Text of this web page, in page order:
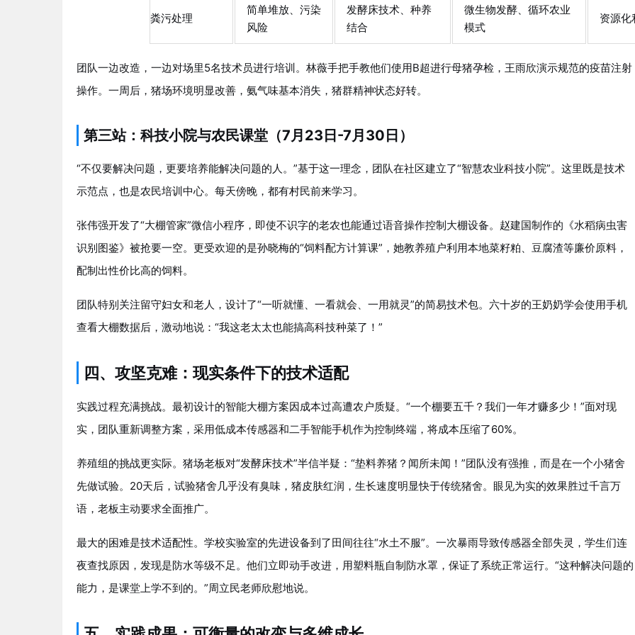
粪污处理
简单堆放、污染
风险
发酵床技术、种养
结合
微生物发酵、循环农业
模式
资源化
团队一边改造，一边对场里5名技术员进行培训。林薇手把手教他们使用B超进行母猪孕检，王雨欣演示规范的疫苗注射
操作。一周后，猪场环境明显改善，氨气味基本消失，猪群精神状态好转。
第三站：科技小院与农民课堂（7月23日-7月30日）
“不仅要解决问题，更要培养能解决问题的人。”基于这一理念，团队在社区建立了“智慧农业科技小院”。这里既是技术
示范点，也是农民培训中心。每天傍晚，都有村民前来学习。
张伟强开发了“大棚管家”微信小程序，即使不识字的老农也能通过语音操作控制大棚设备。赵建国制作的《水稻病虫害
识别图鉴》被抢要一空。更受欢迎的是孙晓梅的“饲料配方计算课”，她教养殖户利用本地菜籽粕、豆腐渣等廉价原料，
配制出性价比高的饲料。
团队特别关注留守妇女和老人，设计了“一听就懂、一看就会、一用就灵”的简易技术包。六十岁的王奶奶学会使用手机
查看大棚数据后，激动地说：“我这老太太也能搞高科技种菜了！”
四、攻坚克难：现实条件下的技术适配
实践过程充满挑战。最初设计的智能大棚方案因成本过高遭农户质疑。“一个棚要五千？我们一年才赚多少！”面对现
实，团队重新调整方案，采用低成本传感器和二手智能手机作为控制终端，将成本压缩了60%。
养殖组的挑战更实际。猪场老板对“发酵床技术”半信半疑：“垫料养猪？闻所未闻！”团队没有强推，而是在一个小猪舍
先做试验。20天后，试验猪舍几乎没有臭味，猪皮肤红润，生长速度明显快于传统猪舍。眼见为实的效果胜过千言万
语，老板主动要求全面推广。
最大的困难是技术适配性。学校实验室的先进设备到了田间往往“水土不服”。一次暴雨导致传感器全部失灵，学生们连
夜查找原因，发现是防水等级不足。他们立即动手改进，用塑料瓶自制防水罩，保证了系统正常运行。“这种解决问题的
能力，是课堂上学不到的。”周立民老师欣慰地说。